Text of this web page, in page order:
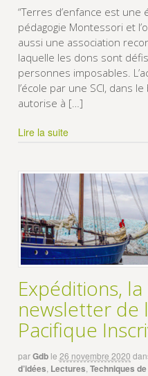
“Terres d’enfance est
pédagogie Montessori et
aussi une association
laquelle les dons sont
personnes imposables.
l’école par une SCI, dans
autorise à […]
Lire la suite
Expéditions,
newsletter de
Pacifique
parGdb le 26 novembre 2020
d’idées Lectures Techniques